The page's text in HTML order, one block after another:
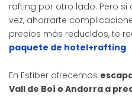
rafting por otro lado. Pero
vez, ahorrarte
precios más reducidos, te
paquete de hotel+rafting.
En Estiber ofrecemos
Vall de Boí o Andorra a